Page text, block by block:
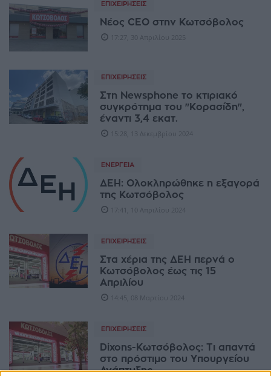
ΕΠΙΧΕΙΡΉΣΕΙΣ
Νέος CEO στην Κωτσόβολος
17:27, 30 Απριλίου 2025
ΕΠΙΧΕΙΡΉΣΕΙΣ
Στη Newsphone το κτιριακό
συγκρότημα του "Κορασίδη",
έναντι 3,4 εκατ.
15:28, 13 Δεκεμβρίου 2024
ΕΝΈΡΓΕΙΑ
ΔΕΗ: Ολοκληρώθηκε η εξαγορά
της Κωτσόβολος
17:41, 10 Απριλίου 2024
ΕΠΙΧΕΙΡΉΣΕΙΣ
Στα χέρια της ΔΕΗ περνά ο
Κωτσόβολος έως τις 15
Απριλίου
14:45, 08 Μαρτίου 2024
ΕΠΙΧΕΙΡΉΣΕΙΣ
Dixons-Κωτσόβολος: Τι απαντά
στο πρόστιμο του Υπουργείου
Ανάπτυξης